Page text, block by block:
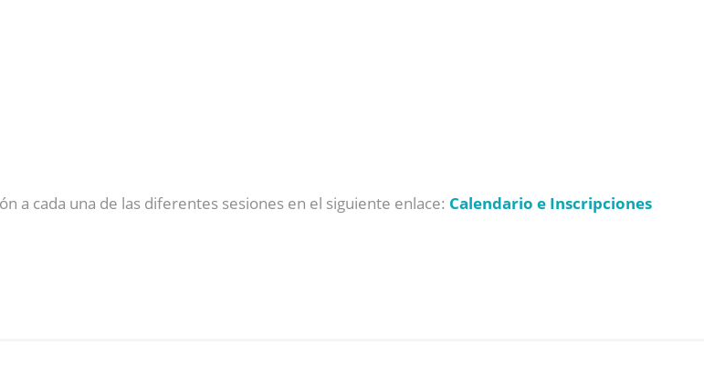
a cada una de las diferentes sesiones en el siguiente enlace: Calendario e Inscripciones